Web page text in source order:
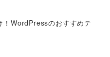
！WordPressのおすすめテ